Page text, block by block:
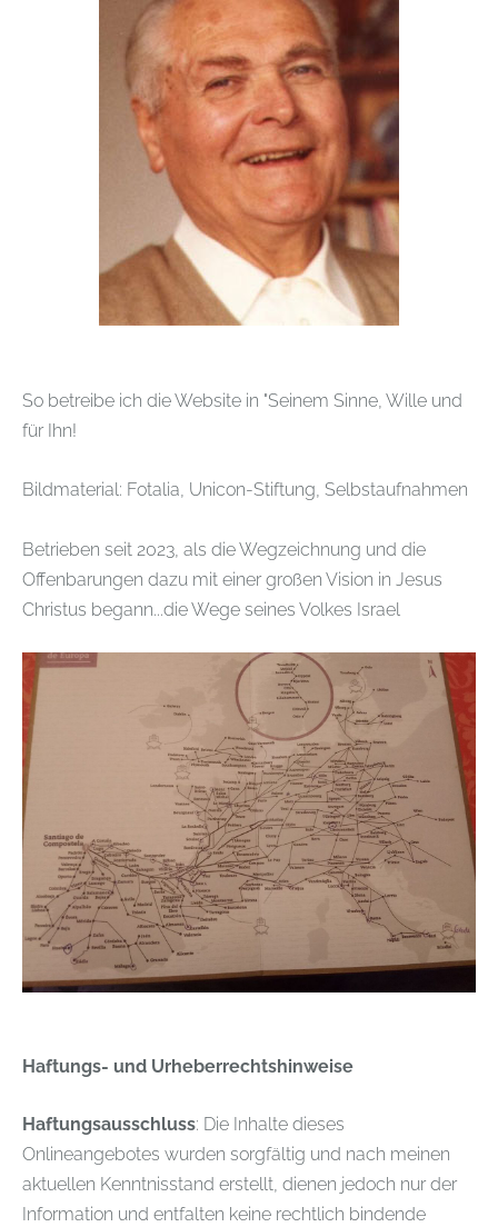
So betreibe ich die Website in "Seinem Sinne, Wille und
für Ihn!
Bildmaterial: Fotalia, Unicon-Stiftung, Selbstaufnahmen
Betrieben seit 2023, als die Wegzeichnung und die
Offenbarungen dazu mit einer großen Vision in Jesus
Christus begann...die Wege seines Volkes Israel
Haftungs- und Urheberrechtshinweise
Haftungsausschluss: Die Inhalte dieses
Onlineangebotes wurden sorgfältig und nach meinen
aktuellen Kenntnisstand erstellt, dienen jedoch nur der
Information und entfalten keine rechtlich bindende